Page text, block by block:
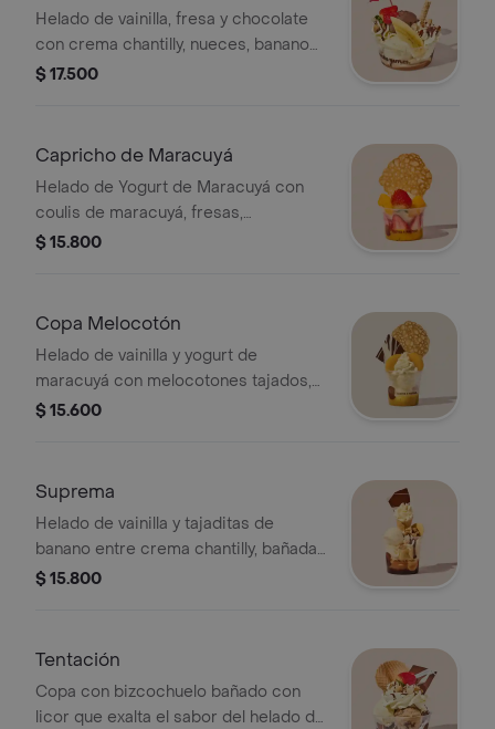
Helado de vainilla, fresa y chocolate
con crema chantilly, nueces, banano
fresco, barquillo, salsa de chocolate y
$ 17.500
Capricho de Maracuyá
Helado de Yogurt de Maracuyá con
coulis de maracuyá, fresas,
melocotones y el crujiente de la
$ 15.800
Copa Melocotón
Helado de vainilla y yogurt de
maracuyá con melocotones tajados,
coulis de maracuyá, crema chantilly y
$ 15.600
Suprema
Helado de vainilla y tajaditas de
banano entre crema chantilly, bañadas
con salsa de chocolate y arequipe,
$ 15.800
Tentación
Copa con bizcochuelo bañado con
licor que exalta el sabor del helado de